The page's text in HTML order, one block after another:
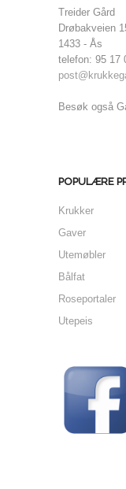
Treider Gård
Drøbakveien
1433 - Ås
telefon: 95 17
Besøk også
POPULÆRE
Krukker
Gaver
Utemøbler
Bålfat
Roseportaler
Utepeis